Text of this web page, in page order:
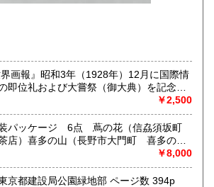
18:00
買取のお申込み・ご予約は、お電話・ま
ております。 お気軽にお問合わせくださ
旧家、蔵のあるお宅、昭和40年以前の古
方でも大歓迎です。
界画報』昭和3年（1928年）12月に国際情
即位礼および大嘗祭（御大典）を記念す
増刊号です。当時の儀式の様子や関連行
真や解説が多数収録されています。
￥2,500
パッケージ 6点 蔦の花（信劦須坂町
店）喜多の山（長野市大門町 喜多の園
野県中堅町 西澤園本舗）梅の花（信州須
良此園（信州中野町 西澤茶舗）美泉瀧
間屋美濃久商店）瀧の音（信濃吉田本
￥8,000
東京の公園110年 東京都建設局公園緑地部 ページ数 394p